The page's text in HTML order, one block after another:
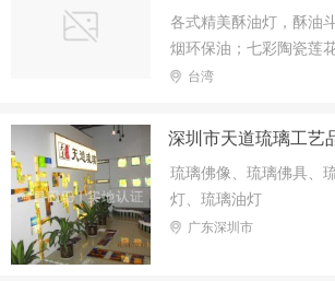
各式精美酥油灯，酥油
烟环保油；七彩陶瓷莲
各式系列佛事用品。
台湾
深圳市天道琉璃工艺
琉璃佛像、琉璃佛具、
灯、琉璃油灯
广东深圳市